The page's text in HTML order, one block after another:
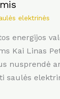
elektrinės
energijos
Kai Linas
nusprendė
saulės